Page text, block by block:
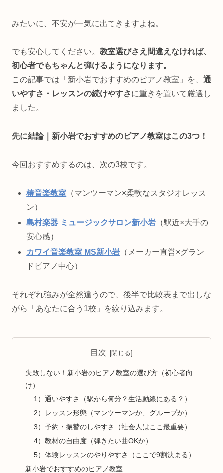
みたいに、不安が一気に出てきますよね。
でも安心してください。 教室選びさえ間違えなければ、
初心者でもちゃんと弾けるようになります。
この記事では「新小岩でおすすめのピアノ教室」を、 通
いやすさ・レッスンの続けやすさに重きを置いて厳選し
ました。
先に結論｜新小岩でおすすめのピアノ教室はこの3つ！
今回おすすめするのは、次の3校です。
椿音楽教室 （マンツーマン×柔軟なスタジオレッス
ン）
島村楽器 ミュージックサロン新小岩 （駅近×大手の
安心感）
カワイ音楽教室 MS新小岩 （メーカー直営×グラン
ドピアノ中心）
それぞれ強みが全然違うので、後半で比較表まで出しな
がら「あなたに合う1校」を絞り込みます。
目次
失敗しない！新小岩のピアノ教室の選び方（初心者向
け）
1）通いやすさ（駅から何分？生活動線にある？）
2）レッスン形態（マンツーマンか、グループか）
3）予約・振替のしやすさ（社会人はここ最重要）
4）教材の自由度（弾きたい曲OKか）
5）体験レッスンのやりやすさ（ここで9割決まる）
新小岩でおすすめのピアノ教室